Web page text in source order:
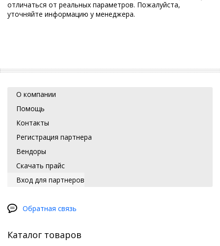
отличаться от реальных параметров. Пожалуйста,
уточняйте информацию у менеджера.
О компании
Помощь
Контакты
Регистрация партнера
Вендоры
Скачать прайс
Вход для партнеров
Обратная связь
Каталог товаров